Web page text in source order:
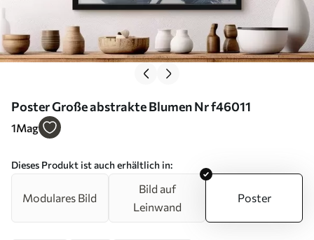
Poster Große abstrakte Blumen Nr f46011
1Mag
Dieses Produkt ist auch erhältlich in:
Modulares Bild
Bild auf
Leinwand
Poster